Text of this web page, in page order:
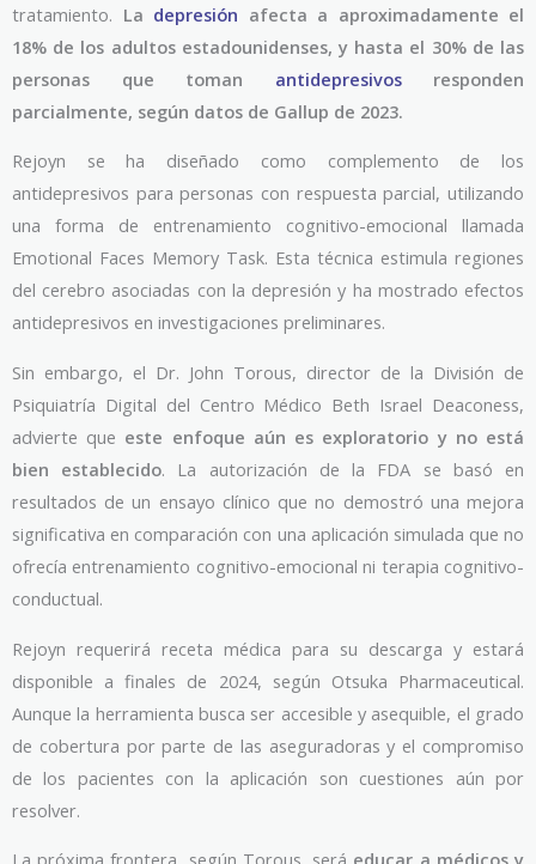
tratamiento. La depresión afecta a aproximadamente el
18% de los adultos estadounidenses, y hasta el 30% de las
personas que toman antidepresivosresponden
parcialmente, según datos de Gallup de 2023.
Rejoyn se ha diseñado como complemento de los
antidepresivos para personas con respuesta parcial, utilizando
una forma de entrenamiento cognitivo-emocional llamada
Emotional Faces Memory Task. Esta técnica estimula regiones
del cerebro asociadas con la depresión y ha mostrado efectos
antidepresivos en investigaciones preliminares.
Sin embargo, el Dr. John Torous, director de la División de
Psiquiatría Digital del Centro Médico Beth Israel Deaconess,
advierte que este enfoque aún es exploratorio y no está
bien establecido. La autorización de la FDA se basó en
resultados de un ensayo clínico que no demostró una mejora
significativa en comparación con una aplicación simulada que no
ofrecía entrenamiento cognitivo-emocional ni terapia cognitivo-
conductual.
Rejoyn requerirá receta médica para su descarga y estará
disponible a finales de 2024, según Otsuka Pharmaceutical.
Aunque la herramienta busca ser accesible y asequible, el grado
de cobertura por parte de las aseguradoras y el compromiso
de los pacientes con la aplicación son cuestiones aún por
resolver.